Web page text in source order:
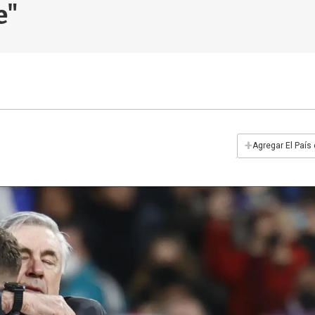
+Agregar El País